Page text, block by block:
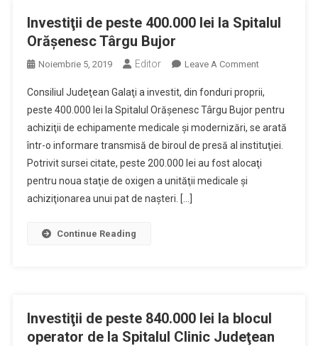
De
Galaţi
Investiţii de peste 400.000 lei la Spitalul
Orăşenesc Târgu Bujor
Noiembrie 5, 2019 Editor Leave A CommentOn
De
Peste
400.000
Lei
La
Consiliul Judeţean Galaţi a investit, din fonduri proprii,
peste 400.000 lei la Spitalul Orăşenesc Târgu Bujor pentru
achiziţii de echipamente medicale şi modernizări, se arată
într-o informare transmisă de biroul de presă al instituţiei.
Potrivit sursei citate, peste 200.000 lei au fost alocaţi
pentru noua staţie de oxigen a unităţii medicale şi
achiziţionarea unui pat de naşteri. […]
Continue Reading
Investiţii de peste 840.000 lei la blocul
operator de la Spitalul Clinic Judeţean